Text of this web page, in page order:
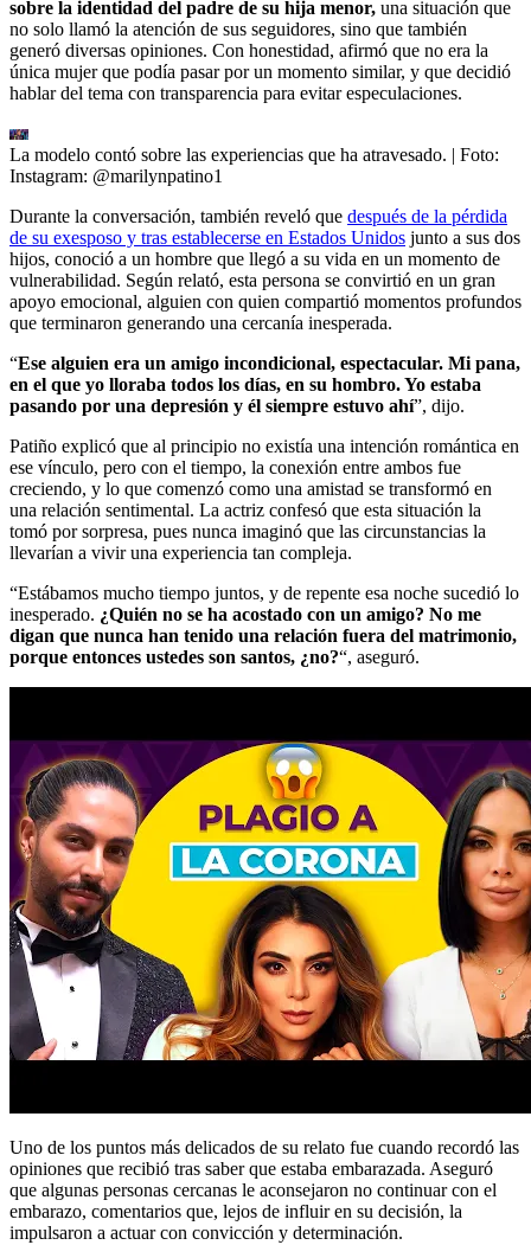
sobre la identidad del padre de su hija menor, una situación que
no solo llamó la atención de sus seguidores, sino que también
generó diversas opiniones. Con honestidad, afirmó que no era la
única mujer que podía pasar por un momento similar, y que decidió
hablar del tema con transparencia para evitar especulaciones.
La modelo contó sobre las experiencias que ha atravesado. | Foto:
Instagram: @marilynpatino1
Durante la conversación, también reveló que después de la pérdida
de su exesposo y tras establecerse en Estados Unidos junto a sus dos
hijos, conoció a un hombre que llegó a su vida en un momento de
vulnerabilidad. Según relató, esta persona se convirtió en un gran
apoyo emocional, alguien con quien compartió momentos profundos
que terminaron generando una cercanía inesperada.
“Ese alguien era un amigo incondicional, espectacular. Mi pana,
en el que yo lloraba todos los días, en su hombro. Yo estaba
pasando por una depresión y él siempre estuvo ahí”, dijo.
Patiño explicó que al principio no existía una intención romántica en
ese vínculo, pero con el tiempo, la conexión entre ambos fue
creciendo, y lo que comenzó como una amistad se transformó en
una relación sentimental. La actriz confesó que esta situación la
tomó por sorpresa, pues nunca imaginó que las circunstancias la
llevarían a vivir una experiencia tan compleja.
“Estábamos mucho tiempo juntos, y de repente esa noche sucedió lo
inesperado. ¿Quién no se ha acostado con un amigo? No me
digan que nunca han tenido una relación fuera del matrimonio,
porque entonces ustedes son santos, ¿no?“, aseguró.
Uno de los puntos más delicados de su relato fue cuando recordó las
opiniones que recibió tras saber que estaba embarazada. Aseguró
que algunas personas cercanas le aconsejaron no continuar con el
embarazo, comentarios que, lejos de influir en su decisión, la
impulsaron a actuar con convicción y determinación.